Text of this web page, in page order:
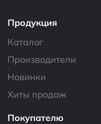
Продукция
Каталог
Производители
Новинки
Хиты продаж
Покупателю